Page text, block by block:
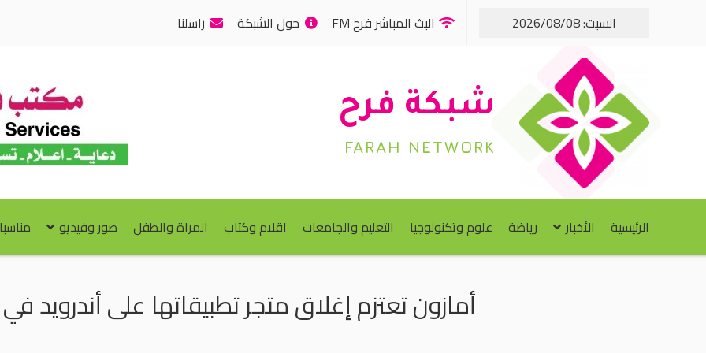
السبت: 2026/08/08 البث المباشر فرح FM حول الشبكة راسلنا
شبكة فرح
FARAH NETWORK
الرئيسية الأخبار رياضة علوم وتكنولوجيا التعليم والجامعات اقلام وكتاب المراة والطفل صور وفيديو
أمازون تعتزم إغلاق متجر تطبيقاتها على أندرويد في 20